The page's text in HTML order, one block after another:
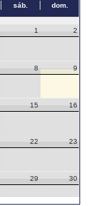
sáb. dom.
1 2
8 9
15 16
22 23
29 30